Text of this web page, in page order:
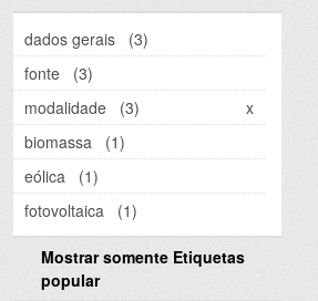
dados gerais
(3)
fonte
(3)
modalidade
(3)
x
biomassa
(1)
eólica
(1)
fotovoltaica
(1)
Mostrar somente Etiquetas
popular